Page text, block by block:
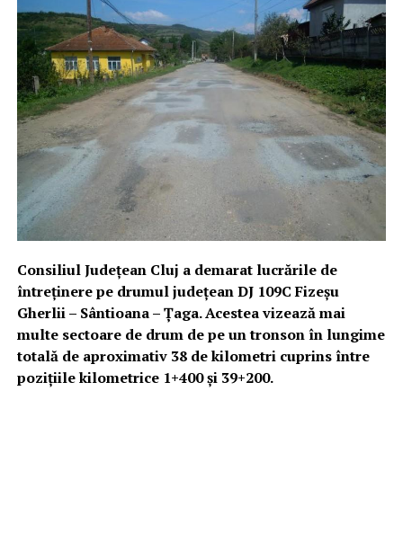
Consiliul Județean Cluj a demarat lucrările de
întreținere pe drumul județean DJ 109C Fizeşu
Gherlii – Sântioana – Ţaga. Acestea vizează mai
multe sectoare de drum de pe un tronson în lungime
totală de aproximativ 38 de kilometri cuprins între
pozițiile kilometrice 1+400 și 39+200.